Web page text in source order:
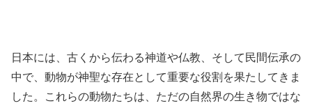
日本には、古くから伝わる神道や仏教、そして民間伝承の
中で、動物が神聖な存在として重要な役割を果たしてきま
した。これらの動物たちは、ただの自然界の生き物ではな